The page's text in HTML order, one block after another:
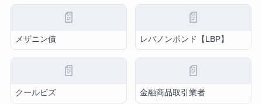
📄
メザニン債
📄
レバノンポンド【LBP】
📄
クールビズ
📄
金融商品取引業者